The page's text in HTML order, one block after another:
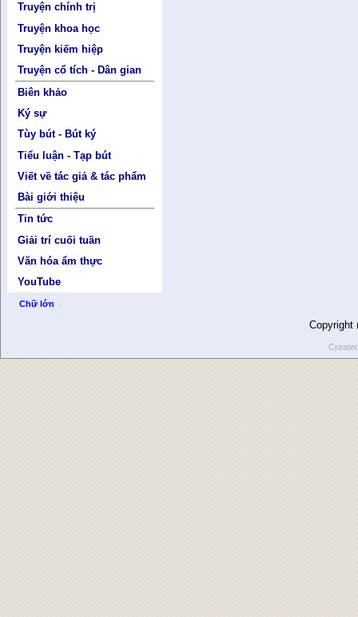
Truyện chính trị
Truyện khoa học
Truyện kiếm hiệp
Truyện cổ tích - Dân gian
Biên khảo
Ký sự
Tùy bút - Bút ký
Tiểu luận - Tạp bút
Viết về tác giả & tác phẩm
Bài giới thiệu
Tin tức
Giải trí cuối tuần
Văn hóa ẩm thực
YouTube
Chữ lớn
Copyright